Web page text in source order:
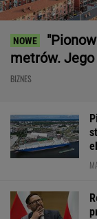
metrów.
BIZNES